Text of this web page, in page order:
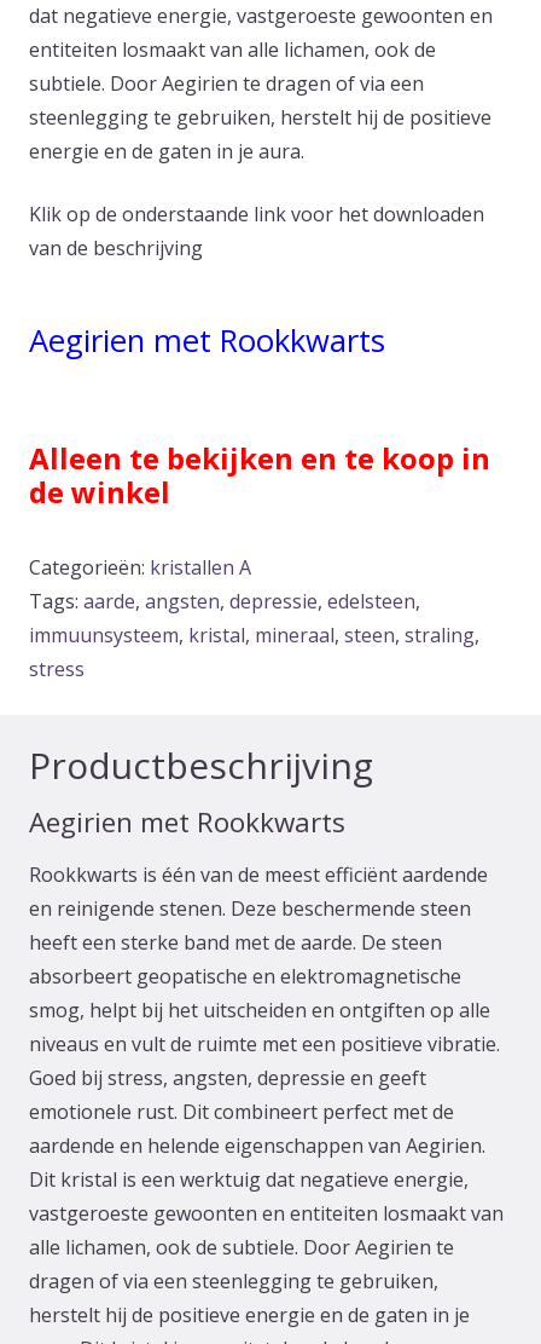
dat negatieve energie, vastgeroeste gewoonten en
entiteiten losmaakt van alle lichamen, ook de
subtiele. Door Aegirien te dragen of via een
steenlegging te gebruiken, herstelt hij de positieve
energie en de gaten in je aura.
Klik op de onderstaande link voor het downloaden
van de beschrijving
Aegirien met Rookkwarts
Alleen te bekijken en te koop in
de winkel
Categorieën: kristallen A
Tags: aarde, angsten, depressie, edelsteen,
immuunsysteem, kristal, mineraal, steen, straling,
stress
Productbeschrijving
Aegirien met Rookkwarts
Rookkwarts is één van de meest efficiënt aardende
en reinigende stenen. Deze beschermende steen
heeft een sterke band met de aarde. De steen
absorbeert geopatische en elektromagnetische
smog, helpt bij het uitscheiden en ontgiften op alle
niveaus en vult de ruimte met een positieve vibratie.
Goed bij stress, angsten, depressie en geeft
emotionele rust. Dit combineert perfect met de
aardende en helende eigenschappen van Aegirien.
Dit kristal is een werktuig dat negatieve energie,
vastgeroeste gewoonten en entiteiten losmaakt van
alle lichamen, ook de subtiele. Door Aegirien te
dragen of via een steenlegging te gebruiken,
herstelt hij de positieve energie en de gaten in je